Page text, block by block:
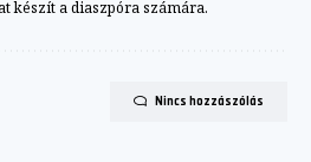
készít a diaszpóra számára.
Nincs hozzászólás